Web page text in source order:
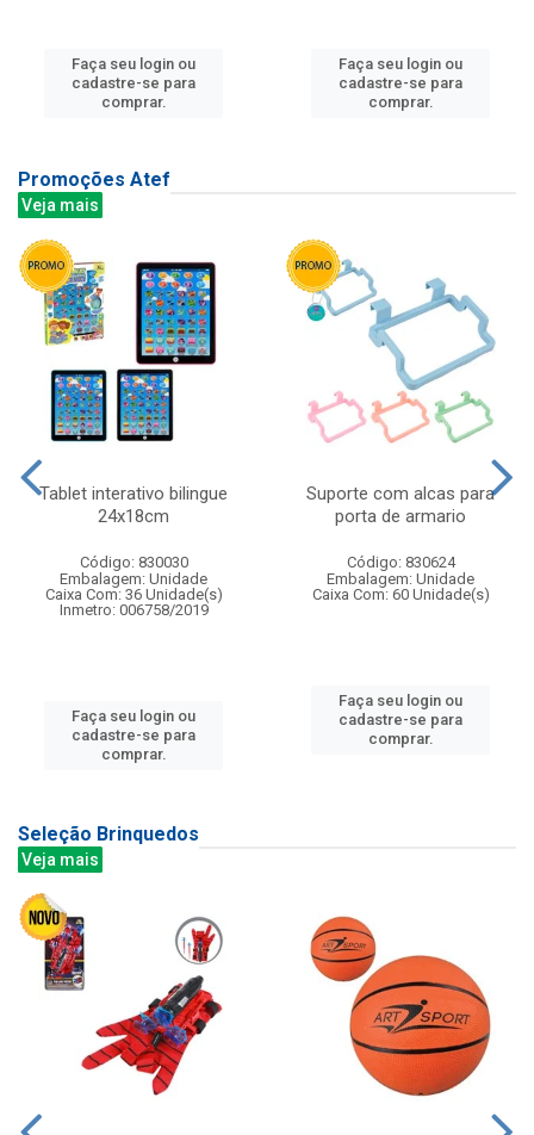
Faça seu login ou
cadastre-se para
comprar.
Faça seu login ou
cadastre-se para
comprar.
Promoções Atef
Veja mais
Tablet interativo bilingue
24x18cm
Código: 830030
Embalagem: Unidade
Caixa Com: 36 Unidade(s)
Inmetro: 006758/2019
Faça seu login ou
cadastre-se para
comprar.
Suporte com alcas para
porta de armario
Código: 830624
Embalagem: Unidade
Caixa Com: 60 Unidade(s)
Faça seu login ou
cadastre-se para
comprar.
Seleção Brinquedos
Veja mais